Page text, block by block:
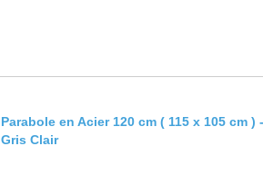
Parabole en Acier 120 cm ( 115 x 105 cm )
Gris Clair